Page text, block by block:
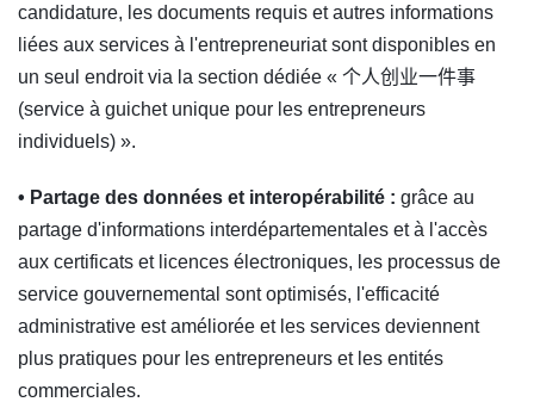
candidature, les documents requis et autres informations
liées aux services à l'entrepreneuriat sont disponibles en
un seul endroit via la section dédiée « 个人创业一件事
(service à guichet unique pour les entrepreneurs
individuels) ».
• Partage des données et interopérabilité : grâce au
partage d'informations interdépartementales et à l'accès
aux certificats et licences électroniques, les processus de
service gouvernemental sont optimisés, l'efficacité
administrative est améliorée et les services deviennent
plus pratiques pour les entrepreneurs et les entités
commerciales.